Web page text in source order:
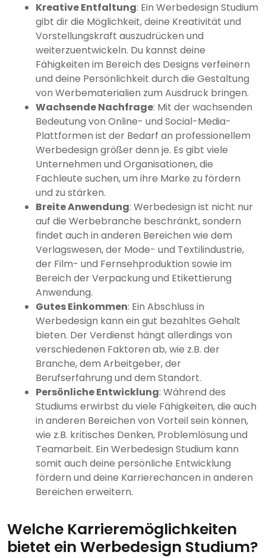
Kreative Entfaltung: Ein Werbedesign Studium
gibt dir die Möglichkeit, deine Kreativität und
Vorstellungskraft auszudrücken und
weiterzuentwickeln. Du kannst deine
Fähigkeiten im Bereich des Designs verfeinern
und deine Persönlichkeit durch die Gestaltung
von Werbematerialien zum Ausdruck bringen.
Wachsende Nachfrage: Mit der wachsenden
Bedeutung von Online- und Social-Media-
Plattformen ist der Bedarf an professionellem
Werbedesign größer denn je. Es gibt viele
Unternehmen und Organisationen, die
Fachleute suchen, um ihre Marke zu fördern
und zu stärken.
Breite Anwendung: Werbedesign ist nicht nur
auf die Werbebranche beschränkt, sondern
findet auch in anderen Bereichen wie dem
Verlagswesen, der Mode- und Textilindustrie,
der Film- und Fernsehproduktion sowie im
Bereich der Verpackung und Etikettierung
Anwendung.
Gutes Einkommen: Ein Abschluss in
Werbedesign kann ein gut bezahltes Gehalt
bieten. Der Verdienst hängt allerdings von
verschiedenen Faktoren ab, wie z.B. der
Branche, dem Arbeitgeber, der
Berufserfahrung und dem Standort.
Persönliche Entwicklung: Während des
Studiums erwirbst du viele Fähigkeiten, die auch
in anderen Bereichen von Vorteil sein können,
wie z.B. kritisches Denken, Problemlösung und
Teamarbeit. Ein Werbedesign Studium kann
somit auch deine persönliche Entwicklung
fördern und deine Karrierechancen in anderen
Bereichen erweitern.
Welche Karrieremöglichkeiten
bietet ein Werbedesign Studium?